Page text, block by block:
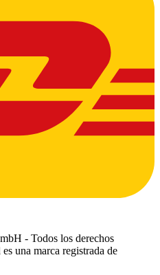
- Todos los derechos
una marca registrada de